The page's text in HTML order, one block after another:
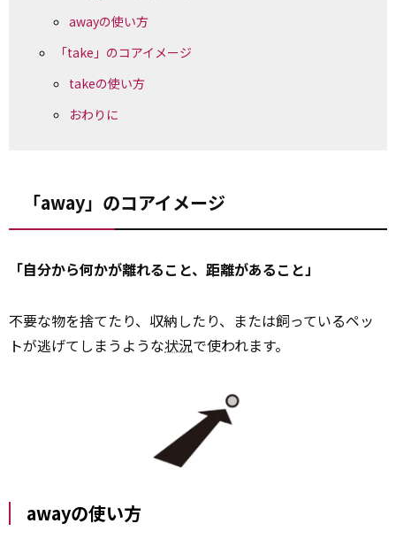
awayの使い方
「take」のコアイメージ
takeの使い方
おわりに
「away」のコアイメージ
「自分から何かが離れること、距離があること」
不要な物を捨てたり、収納したり、または飼っているペッ
トが逃げてしまうような状況で使われます。
awayの使い方